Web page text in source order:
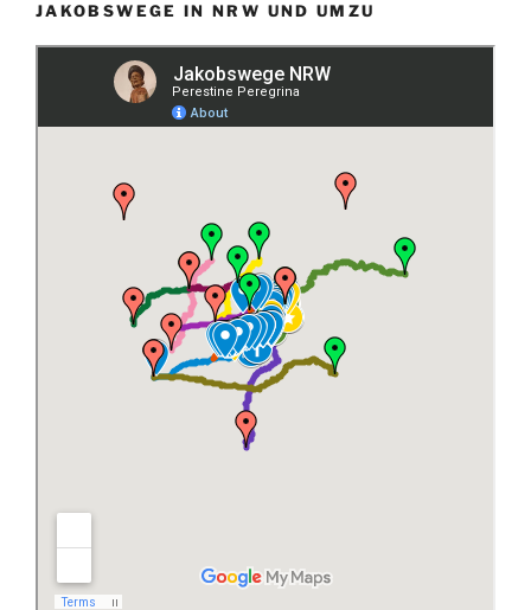
JAKOBSWEGE IN NRW UND UMZU